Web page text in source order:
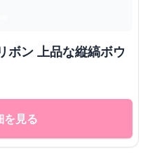
ボン 上品な縦縞ボウ
を見る